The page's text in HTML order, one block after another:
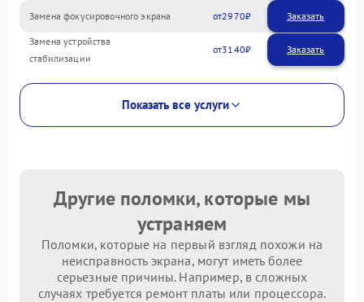
Замена фокусировочного экрана 2970
Замена устройства
стабилизации
3140
Показать все услуги
Другие поломки, которые мы
устраняем
Поломки, которые на первый взгляд похожи на
неисправность экрана, могут иметь более
серьезные причины. Например, в сложных
случаях требуется ремонт платы или процессора.